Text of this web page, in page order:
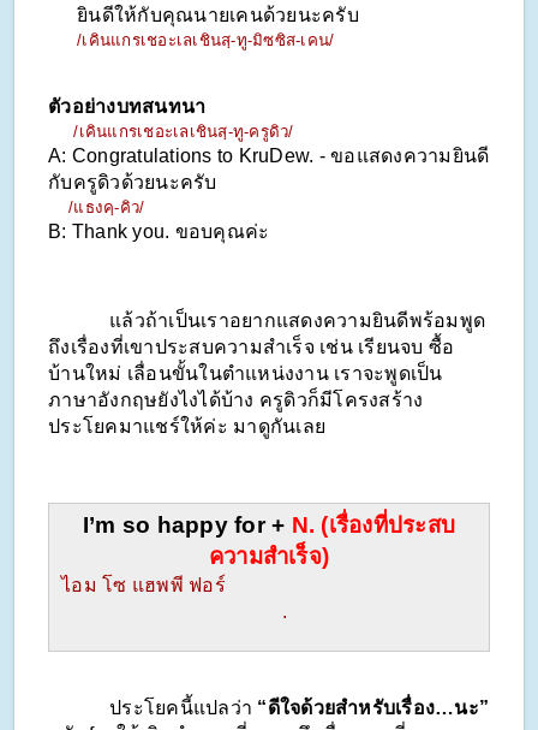
ยินดีให้กับคุณนายเคนด้วยนะครับ
/เคินแกรเชอะเลเชินสฺ-ทู-มิซซิส-เคน/
ตัวอย่างบทสนทนา
/เคินแกรเชอะเลเชินสฺ-ทู-ครูดิว/
A: Congratulations to KruDew. - ขอแสดงความยินดี
กับครูดิวด้วยนะครับ
/แธงคฺ-คิว/
B: Thank you. ขอบคุณค่ะ
แล้วถ้าเป็นเราอยากแสดงความยินดีพร้อมพูด
ถึงเรื่องที่เขาประสบความสำเร็จ เช่น เรียนจบ ซื้อ
บ้านใหม่ เลื่อนขั้นในตำแหน่งงาน เราจะพูดเป็น
ภาษาอังกฤษยังไงได้บ้าง ครูดิวก็มีโครงสร้าง
ประโยคมาแชร์ให้ค่ะ มาดูกันเลย
I’m so happy for + N. (เรื่องที่ประสบ
ความสำเร็จ)
ไอม โซ แฮพพี ฟอร์
.
ประโยคนี้แปลว่า “ดีใจด้วยสำหรับเรื่อง…นะ”